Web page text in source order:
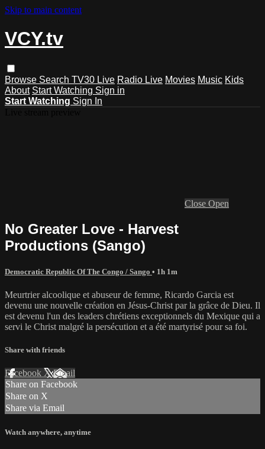
Skip to main content
VCY.tv
Browse Search TV30 Live Radio Live Movies Music Kids
About Start Watching Sign in
Start Watching Sign In
Close Open
No Greater Love - Harvest
Productions (Sango)
Democratic Republic Of The Congo / Sango • 1h 1m
Meurtrier alcoolique et abuseur de femme, Ricardo Garcia est
devenu une nouvelle création en Jésus-Christ par la grâce de Dieu. Il
est devenu l'un des leaders chrétiens exceptionnels du Mexique qui a
servi le Christ malgré la persécution et a été martyrisé pour sa foi.
Share with friends
Facebook XEmail
Share on Facebook
Share on X
Share via Email
Watch anywhere, anytime